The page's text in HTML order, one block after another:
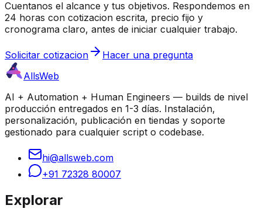
Cuentanos el alcance y tus objetivos. Respondemos en
24 horas con cotizacion escrita, precio fijo y
cronograma claro, antes de iniciar cualquier trabajo.
Solicitar cotizacion
Hacer una pregunta
AllsWeb
AI + Automation + Human Engineers — builds de nivel
producción entregados en 1-3 días. Instalación,
personalización, publicación en tiendas y soporte
gestionado para cualquier script o codebase.
hi@allsweb.com
+91 72328 80007
Explorar